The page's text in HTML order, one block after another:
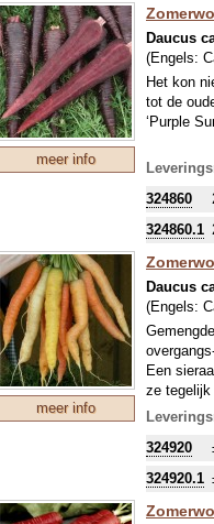
meer info
Daucus
(Engels:
Het kon
tot de
‘Purple
324860
324860.1
meer info
Daucus
(Engels:
Een
ze tegelijk
324920
324920.1